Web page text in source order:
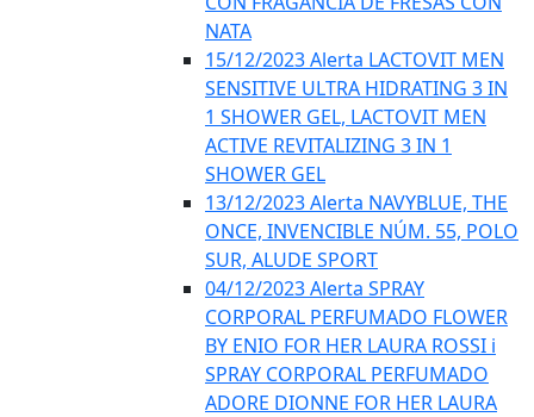
NATA
15/12/2023 Alerta LACTOVIT MEN
SENSITIVE ULTRA HIDRATING 3 IN
1 SHOWER GEL, LACTOVIT MEN
ACTIVE REVITALIZING 3 IN 1
SHOWER GEL
13/12/2023 Alerta NAVYBLUE, THE
ONCE, INVENCIBLE NÚM. 55, POLO
SUR, ALUDE SPORT
04/12/2023 Alerta SPRAY
CORPORAL PERFUMADO FLOWER
BY ENIO FOR HER LAURA ROSSI i
SPRAY CORPORAL PERFUMADO
ADORE DIONNE FOR HER LAURA